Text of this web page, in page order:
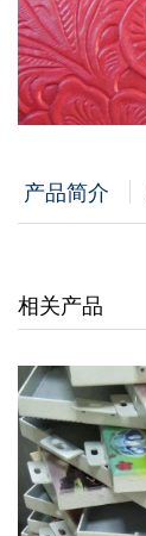
大理石铝板
经典案例
商业地产
体育会展
酒店娱乐
汽车4S店
联系我们
联系方式
产品简介
相关产品